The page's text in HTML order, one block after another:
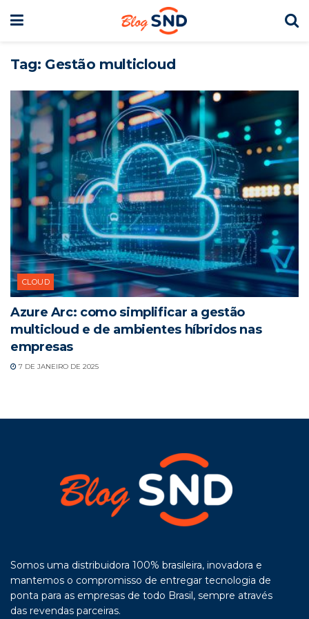
Tag: Gestão multicloud
CLOUD
Azure Arc: como simplificar a gestão
multicloud e de ambientes híbridos nas
empresas
7 DE JANEIRO DE 2025
Somos uma distribuidora 100% brasileira, inovadora e
mantemos o compromisso de entregar tecnologia de
ponta para as empresas de todo Brasil, sempre através
das revendas parceiras.